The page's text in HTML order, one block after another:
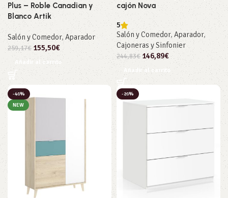
Plus – Roble Canadian y
Blanco Artik
Salón y Comedor,Aparador
259,17€ 155,50€
Añadir al carrito
cajón Nova
5
Salón y Comedor, Aparador,
Cajoneras y Sinfonier
244,83€ 146,89€
Añadir al carrito
-40%
NEW
-20%